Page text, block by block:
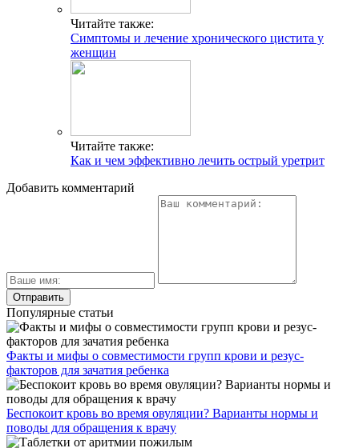
Читайте также:
Симптомы и лечение хронического цистита у
женщин
Читайте также:
Как и чем эффективно лечить острый уретрит
Добавить комментарий
Популярные статьи
Факты и мифы о совместимости групп крови и резус-
факторов для зачатия ребенка
Беспокоит кровь во время овуляции? Варианты нормы и
поводы для обращения к врачу